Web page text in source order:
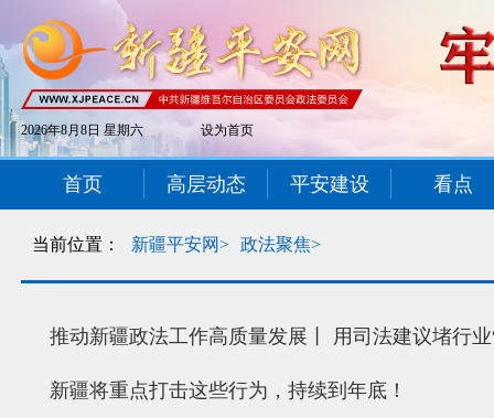
2026年8月8日 星期六 设为首页
首页 高层动态 平安建设 看点
当前位置： 新疆平安网> 政法聚焦>
推动新疆政法工作高质量发展丨 用司法建议堵行业
新疆将重点打击这些行为，持续到年底！